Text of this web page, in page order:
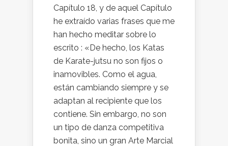
Capítulo 18, y de aquel Capítulo
he extraído varias frases que me
han hecho meditar sobre lo
escrito : «De hecho, los Katas
de Karate-jutsu no son fijos o
inamovibles. Como el agua,
están cambiando siempre y se
adaptan al recipiente que los
contiene. Sin embargo, no son
un tipo de danza competitiva
bonita, sino un gran Arte Marcial